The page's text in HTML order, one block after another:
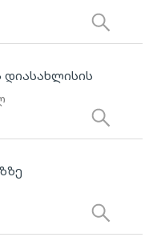
დიასახლისის